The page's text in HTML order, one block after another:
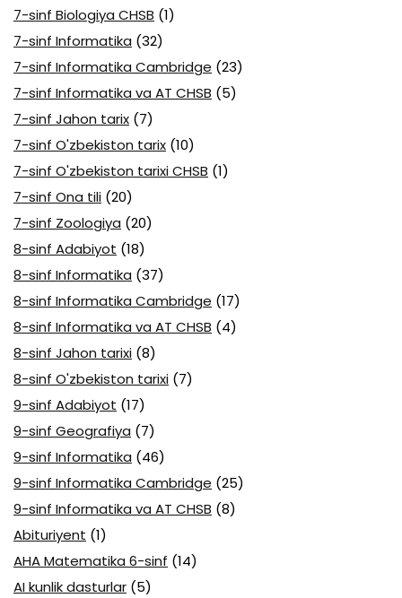
7-sinf Biologiya CHSB (1)
7-sinf Informatika (32)
7-sinf Informatika Cambridge (23)
7-sinf Informatika va AT CHSB (5)
7-sinf Jahon tarix (7)
7-sinf O'zbekiston tarix (10)
7-sinf O'zbekiston tarixi CHSB (1)
7-sinf Ona tili (20)
7-sinf Zoologiya (20)
8-sinf Adabiyot (18)
8-sinf Informatika (37)
8-sinf Informatika Cambridge (17)
8-sinf Informatika va AT CHSB (4)
8-sinf Jahon tarixi (8)
8-sinf O'zbekiston tarixi (7)
9-sinf Adabiyot (17)
9-sinf Geografiya (7)
9-sinf Informatika (46)
9-sinf Informatika Cambridge (25)
9-sinf Informatika va AT CHSB (8)
Abituriyent (1)
AHA Matematika 6-sinf (14)
AI kunlik dasturlar (5)